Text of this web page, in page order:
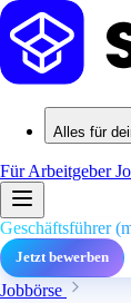
Alles für
Für Arbeitgeber
Geschäftsführer
Jetzt bewerben
Jobbörse